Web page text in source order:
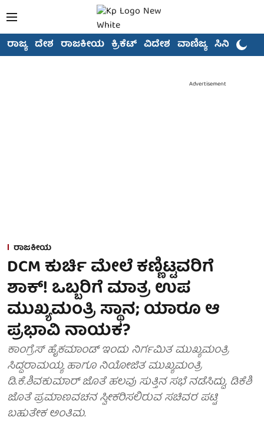
ರಾಜ್ಯ ದೇಶ ರಾಜಕೀಯ ಕ್ರಿಕೆಟ್ ವಿದೇಶ ವಾಣಿಜ್ಯ ಸಿನಿಮಾ
Advertisement
ರಾಜಕೀಯ
DCM ಕುರ್ಚಿ ಮೇಲೆ ಕಣ್ಣಿಟ್ಟವರಿಗೆ
ಶಾಕ್! ಒಬ್ಬರಿಗೆ ಮಾತ್ರ ಉಪ
ಮುಖ್ಯಮಂತ್ರಿ ಸ್ಥಾನ; ಯಾರೂ ಆ
ಪ್ರಭಾವಿ ನಾಯಕ?
ಕಾಂಗ್ರೆಸ್‌ ಹೈಕಮಾಂಡ್‌ ಇಂದು ನಿರ್ಗಮಿತ ಮುಖ್ಯಮಂತ್ರಿ
ಸಿದ್ದರಾಮಯ್ಯ ಹಾಗೂ ನಿಯೋಜಿತ ಮುಖ್ಯಮಂತ್ರಿ
ಡಿ.ಕೆ.ಶಿವಕುಮಾರ್‌ ಜೊತೆ ಹಲವು ಸುತ್ತಿನ ಸಭೆ ನಡೆಸಿದ್ದು, ಡಿಕೆಶಿ
ಜೊತೆ ಪ್ರಮಾಣವಚನ ಸ್ವೀಕರಿಸಲಿರುವ ಸಚಿವರ ಪಟ್ಟಿ
ಬಹುತೇಕ ಅಂತಿಮ.